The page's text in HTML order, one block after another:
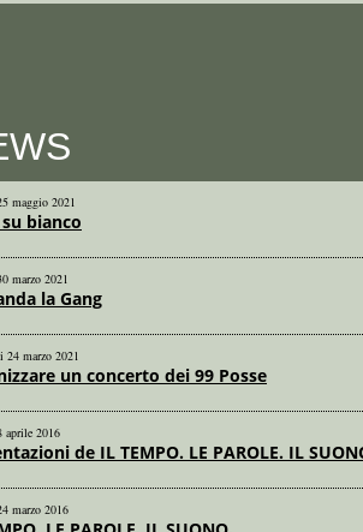
maggio 2021
bianco
marzo 2021
la Gang
24 marzo 2021
un concerto dei 99 Posse
aprile 2016
de IL TEMPO. LE PAROLE. IL
marzo 2016